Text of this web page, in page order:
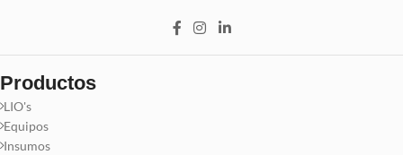
Productos
LIO's
Equipos
Insumos